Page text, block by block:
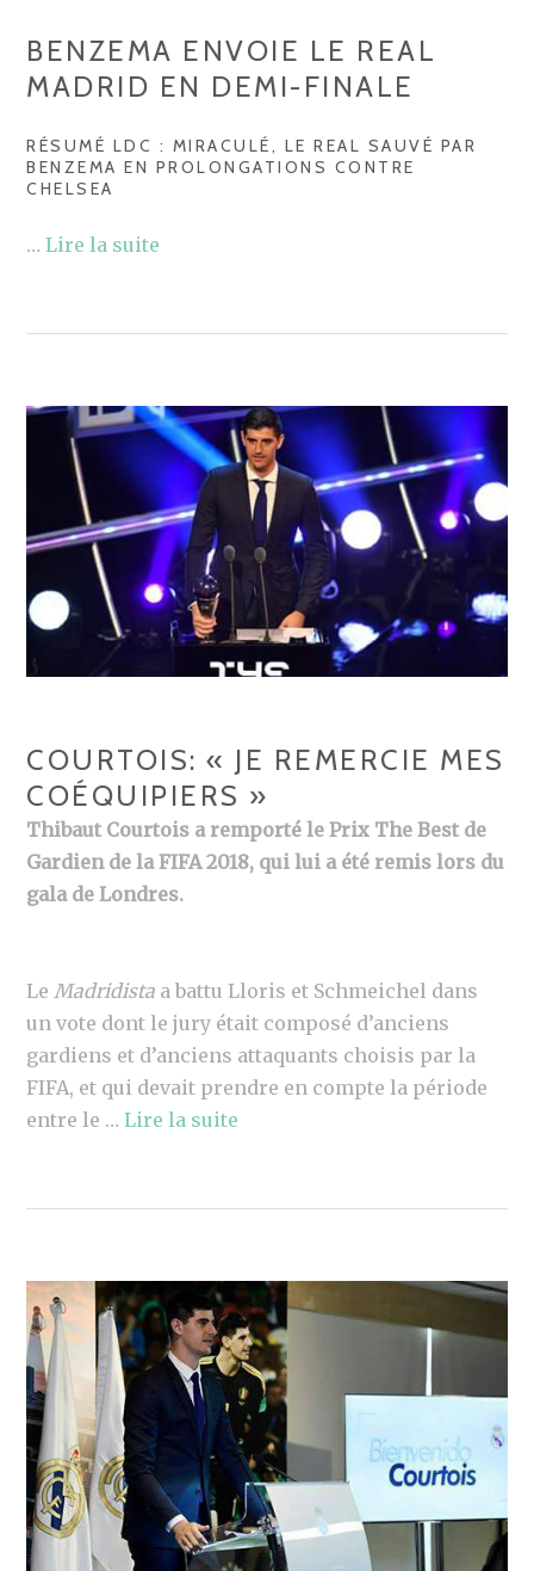
BENZEMA ENVOIE LE REAL
MADRID EN DEMI-FINALE
RÉSUMÉ LDC : MIRACULÉ, LE REAL SAUVÉ PAR
BENZEMA EN PROLONGATIONS CONTRE
CHELSEA
…Lire la suite
COURTOIS: « JE REMERCIE MES
COÉQUIPIERS »
Thibaut Courtois a remporté le Prix The Best de
Gardien de la FIFA 2018, qui lui a été remis lors du
gala de Londres.
LeMadridista a battu Lloris et Schmeichel dans
un vote dont le jury était composé d’anciens
gardiens et d’anciens attaquants choisis par la
FIFA, et qui devait prendre en compte la période
entre le …Lire la suite